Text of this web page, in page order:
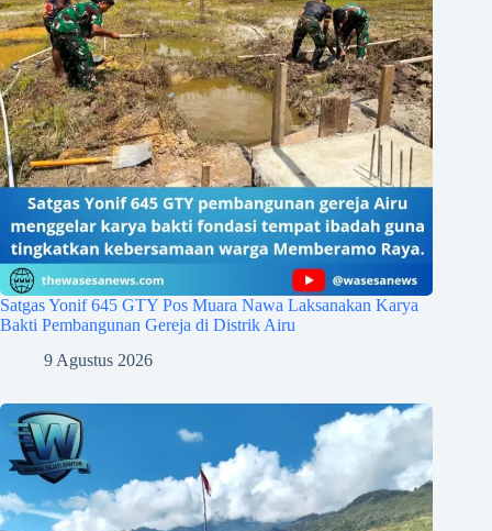
Satgas Yonif 645 GTY Pos Muara Nawa Laksanakan Karya
Bakti Pembangunan Gereja di Distrik Airu
9 Agustus 2026